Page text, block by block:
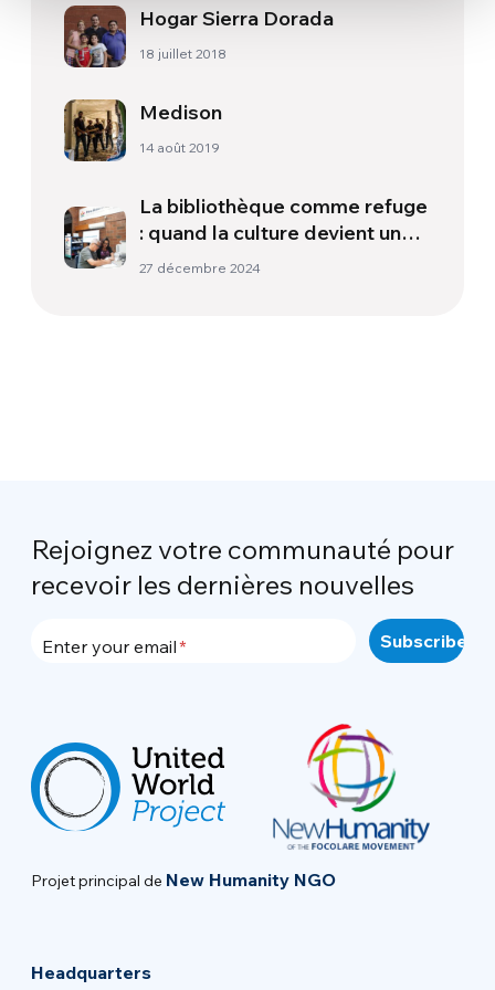
Hogar Sierra Dorada
18 juillet 2018
Medison
14 août 2019
La bibliothèque comme refuge
: quand la culture devient une
chance
27 décembre 2024
Rejoignez votre communauté pour
recevoir les dernières nouvelles
Enter your email
Projet principal de New Humanity NGO
Headquarters